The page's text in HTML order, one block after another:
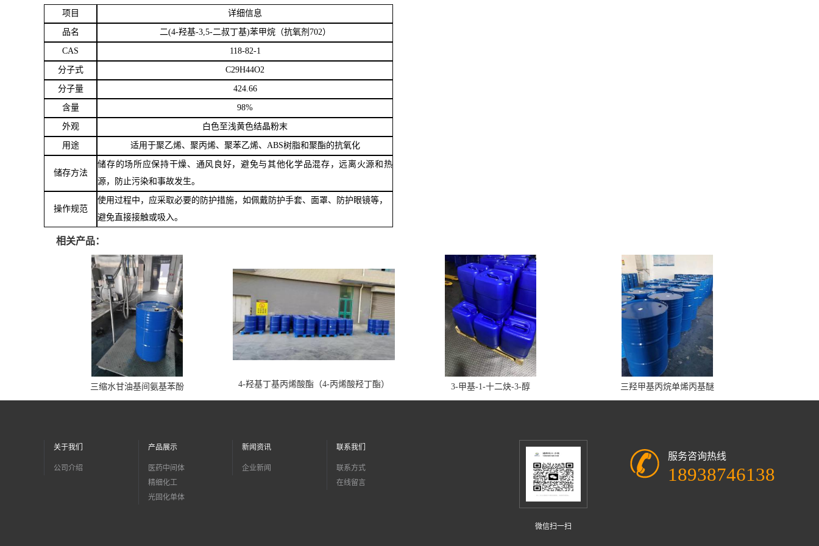
项目 详细信息
品名 二(4-羟基-3,5-二叔丁基)苯甲烷（抗氧剂702）
CAS 118-82-1
分子式 C29H44O2
分子量 424.66
含量 98%
外观 白色至浅黄色结晶粉末
用途 适用于聚乙烯、聚丙烯、聚苯乙烯、 ABS树脂和聚酯的抗氧化
储存方法
储存的场所应保持干燥、通风良好，避免与其他化学品混存，远离火源和热
源，防止污染和事故发生。
操作规范
使用过程中，应采取必要的防护措施，如佩戴防护手套、面罩、防护眼镜等，
避免直接接触或吸入。
相关产品：
三缩水甘油基间氨基苯酚 4-羟基丁基丙烯酸酯（4-丙烯酸羟丁酯） 3-甲基-1-十二炔-3-醇 三羟甲基丙烷单烯丙基醚
关于我们
公司介绍
产品展示
医药中间体
精细化工
光固化单体
新闻资讯
企业新闻
联系我们
联系方式
在线留言
微信扫一扫
服务咨询热线
18938746138